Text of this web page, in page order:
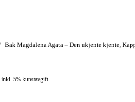
Bak Magdalena Agata – Den ukjente kjente,
inkl. 5% kunstavgift